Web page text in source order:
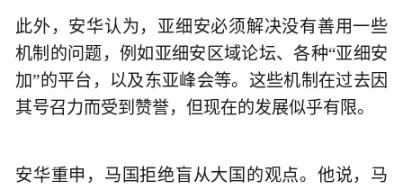
此外，安华认为，亚细安必须解决没有善用一些
机制的问题，例如亚细安区域论坛、各种“亚细安
加”的平台，以及东亚峰会等。这些机制在过去因
其号召力而受到赞誉，但现在的发展似乎有限。
安华重申，马国拒绝盲从大国的观点。他说，马